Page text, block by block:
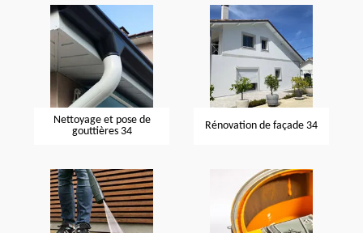
Nettoyage et pose de
gouttières 34
Rénovation de façade 34